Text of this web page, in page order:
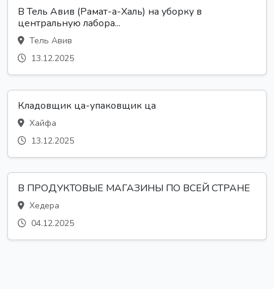
В Тель Авив (Рамат-а-Халь) на уборку в
центральную лабора...
Тель Авив
13.12.2025
Кладовщик ца-упаковщик ца
Хайфа
13.12.2025
В ПРОДУКТОВЫЕ МАГАЗИНЫ ПО ВСЕЙ СТРАНЕ
Хедера
04.12.2025